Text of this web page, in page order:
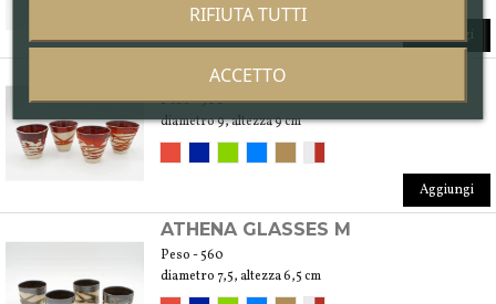
Aggiungi
LUMKHA GLASSES M
Peso - 500
diametro 9, altezza 9 cm
Aggiungi
ATHENA GLASSES M
Peso - 560
diametro 7,5, altezza 6,5 cm
RIFIUTA TUTTI
ACCETTO